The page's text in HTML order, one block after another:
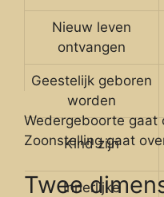
Nieuw leven
ontvangen
Geestelijk geboren
worden
Kind zijn
Innerlijke
Wedergeboorte gaat
Zoonstelling gaat
Twee